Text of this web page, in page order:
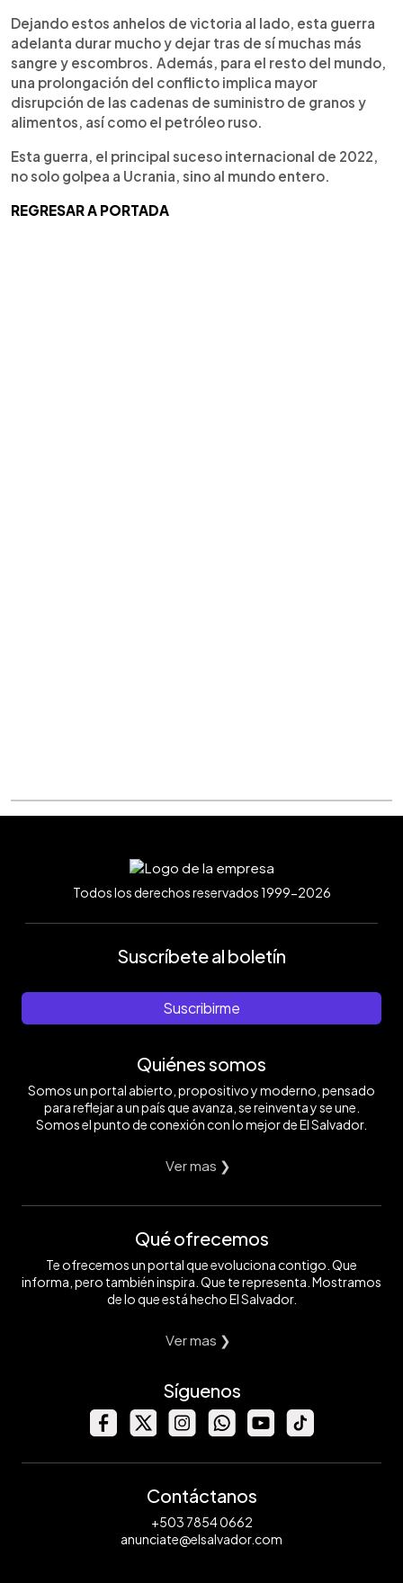
Dejando estos anhelos de victoria al lado, esta guerra
adelanta durar mucho y dejar tras de sí muchas más
sangre y escombros. Además, para el resto del mundo,
una prolongación del conflicto implica mayor
disrupción de las cadenas de suministro de granos y
alimentos, así como el petróleo ruso.
Esta guerra, el principal suceso internacional de 2022,
no solo golpea a Ucrania, sino al mundo entero.
REGRESAR A PORTADA
Todos los derechos reservados 1999-2026
Suscríbete al boletín
Suscribirme
Quiénes somos
Somos un portal abierto, propositivo y moderno, pensado
para reflejar a un país que avanza, se reinventa y se une.
Somos el punto de conexión con lo mejor de El Salvador.
Ver mas ❯
Qué ofrecemos
Te ofrecemos un portal que evoluciona contigo. Que
informa, pero también inspira. Que te representa. Mostramos
de lo que está hecho El Salvador.
Ver mas ❯
Síguenos
Contáctanos
+503 7854 0662
anunciate@elsalvador.com